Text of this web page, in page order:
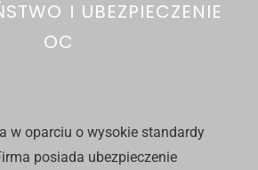
I UBEZPIECZENIE
OC
w oparciu o wysokie standardy
posiada ubezpieczenie